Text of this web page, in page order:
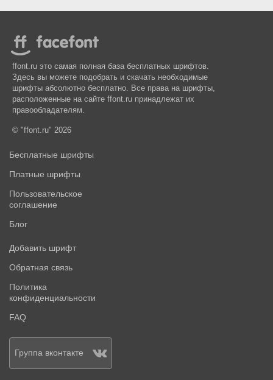
ffont.ru это самая полная база бесплатных шрифтов.
Здесь вы можете подобрать и скачать необходимые
шрифты абсолютно бесплатно. Все права на шрифты,
расположенные на сайте ffont.ru принадлежат их
правообладателям.
© "ffont.ru" 2026
Бесплатные шрифты
Платные шрифты
Пользовательское
соглашение
Блог
Добавить шрифт
Обратная связь
Политика
конфиденциальности
FAQ
Группа вконтакте